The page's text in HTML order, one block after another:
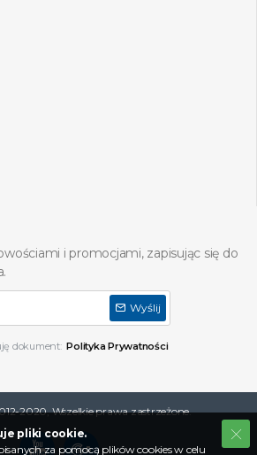
i promocjami, zapisując się do
Wyślij
dokument: Polityka Prywatności
2020, Wszelkie prawa zastrzeżone.
pliki cookie.
za pomocą plików cookies w celu